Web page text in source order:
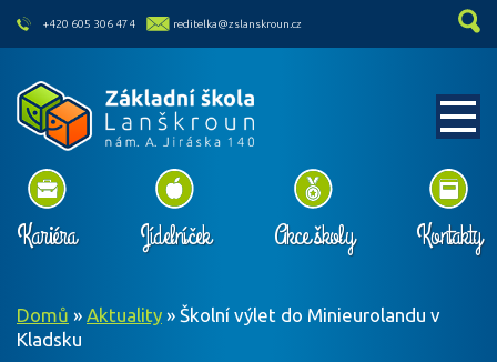
skip to main content
+420 605 306 474 reditelka@zslanskroun.cz
Kariéra Jídelníček Akce školy Kontakty
Domů » Aktuality » Školní výlet do Minieurolandu v
Kladsku